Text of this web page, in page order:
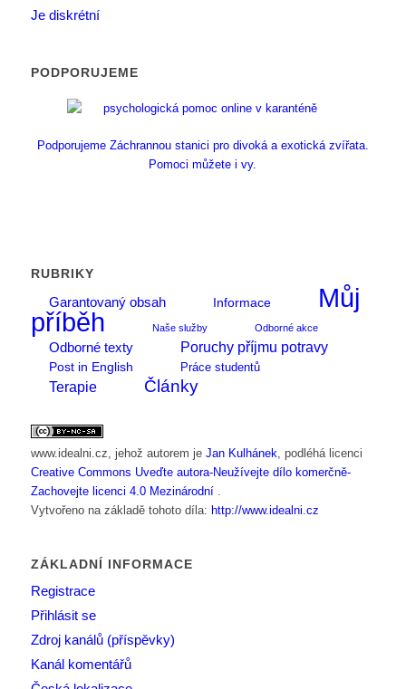
Je diskrétní
PODPORUJEME
Podporujeme Záchrannou stanici pro divoká a exotická zvířata.
Pomoci můžete i vy.
RUBRIKY
Garantovaný obsah
Informace
Můj
příběh
Naše služby Odborné akce
Odborné texty Poruchy příjmu potravy
Post in English Práce studentů
Terapie Články
www.idealni.cz , jehož autorem je Jan Kulhánek , podléhá licenci
Creative Commons Uveďte autora-Neužívejte dílo komerčně-
Zachovejte licenci 4.0 Mezinárodní
Vytvořeno na základě tohoto díla: http://www.idealni.cz
ZÁKLADNÍ INFORMACE
Registrace
Přihlásit se
Zdroj kanálů (příspěvky)
Kanál komentářů